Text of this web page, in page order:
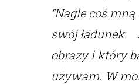
“Nagle coś
swój ładunek.
obrazy i który
używam. W